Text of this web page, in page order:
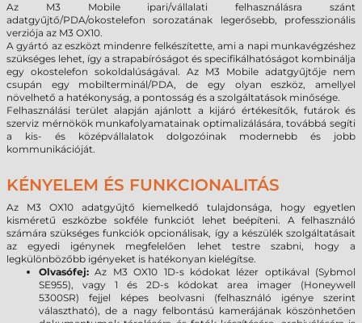
Az M3 Mobile ipari/vállalati felhasználásra szánt
adatgyűjtő/PDA/okostelefon sorozatának legerősebb, professzionális
verziója az M3 OX10.
A gyártó az eszközt mindenre felkészítette, ami a napi munkavégzéshez
szükséges lehet, így a strapabíróságot és specifikálhatóságot kombinálja
egy okostelefon sokoldalúságával. Az M3 Mobile adatgyűjtője nem
csupán egy mobilterminál/PDA, de egy olyan eszköz, amellyel
növelhető a hatékonyság, a pontosság és a szolgáltatások minősége.
Felhasználási terület alapján ajánlott a kijáró értékesítők, futárok és
szerviz mérnökök munkafolyamatainak optimalizálására, továbbá segíti
a kis- és középvállalatok dolgozóinak modernebb és jobb
kommunikációját.
KÉNYELEM ÉS FUNKCIONALITÁS
Az M3 OX10adatgyűjtő kiemelkedő tulajdonsága, hogy egyetlen
kisméretű eszközbe sokféle funkciót lehet beépíteni. A felhasználó
számára szükséges funkciók opcionálisak, így a készülék szolgáltatásait
az egyedi igénynek megfelelően lehet testre szabni, hogy a
legkülönbözőbb igényeket is hatékonyan kielégítse.
Olvasófej:Az M3OX10 1D-s kódokat lézer optikával (Sybmol
SE955), vagy 1 és 2D-s kódokat area imager (Honeywell
5300SR) fejjel képes beolvasni (felhasználó igénye szerint
választható), de a nagy felbontású kamerájának köszönhetően